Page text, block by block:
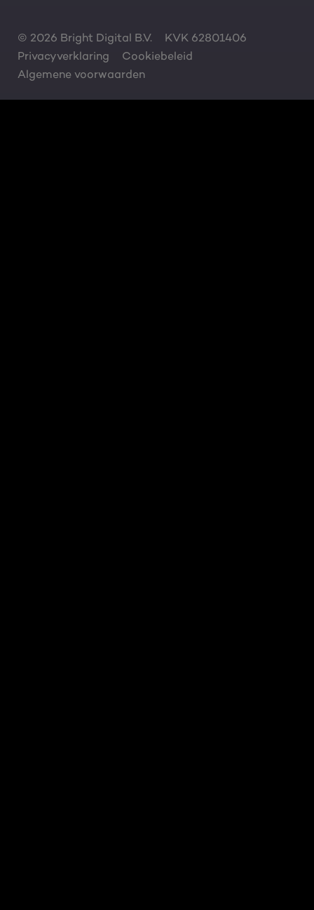
© 2026 Bright Digital B.V.
KVK 62801406
Privacyverklaring
Cookiebeleid
Algemene voorwaarden